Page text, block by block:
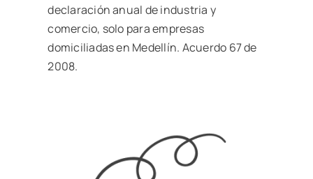
declaración anual de industria y
comercio, solo para empresas
domiciliadas en Medellín. Acuerdo 67 de
2008.